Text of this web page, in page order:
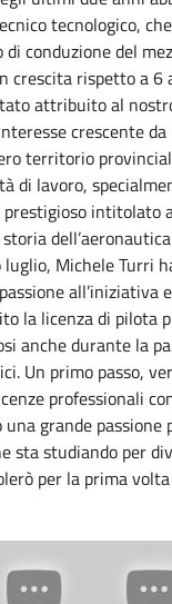
tecnologico,
conduzione del
crescita rispetto a 6
attribuito al
crescente
territorio
di lavoro,
intitolato
dell’aeronautica
luglio, Michele Turri
all’iniziativa
la licenza di pilota
anche durante la
Un primo passo,
professionali
grande passione
sta studiando per
per la prima